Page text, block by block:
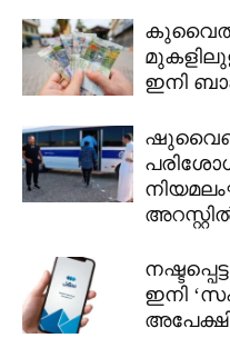
ഇനി
ഇനി